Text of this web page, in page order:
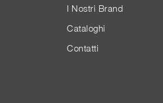
I Nostri Brand
Cataloghi
Contatti